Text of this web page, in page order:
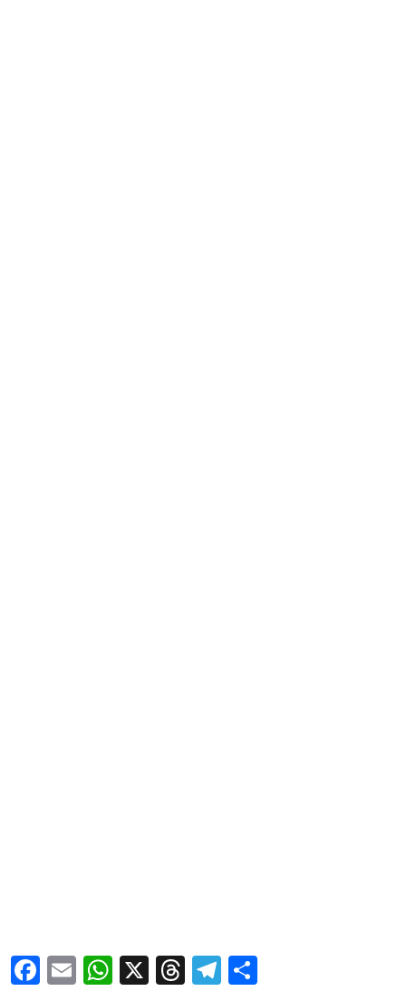
Facebook
EmailWhatsApp
X Threads
Telegram